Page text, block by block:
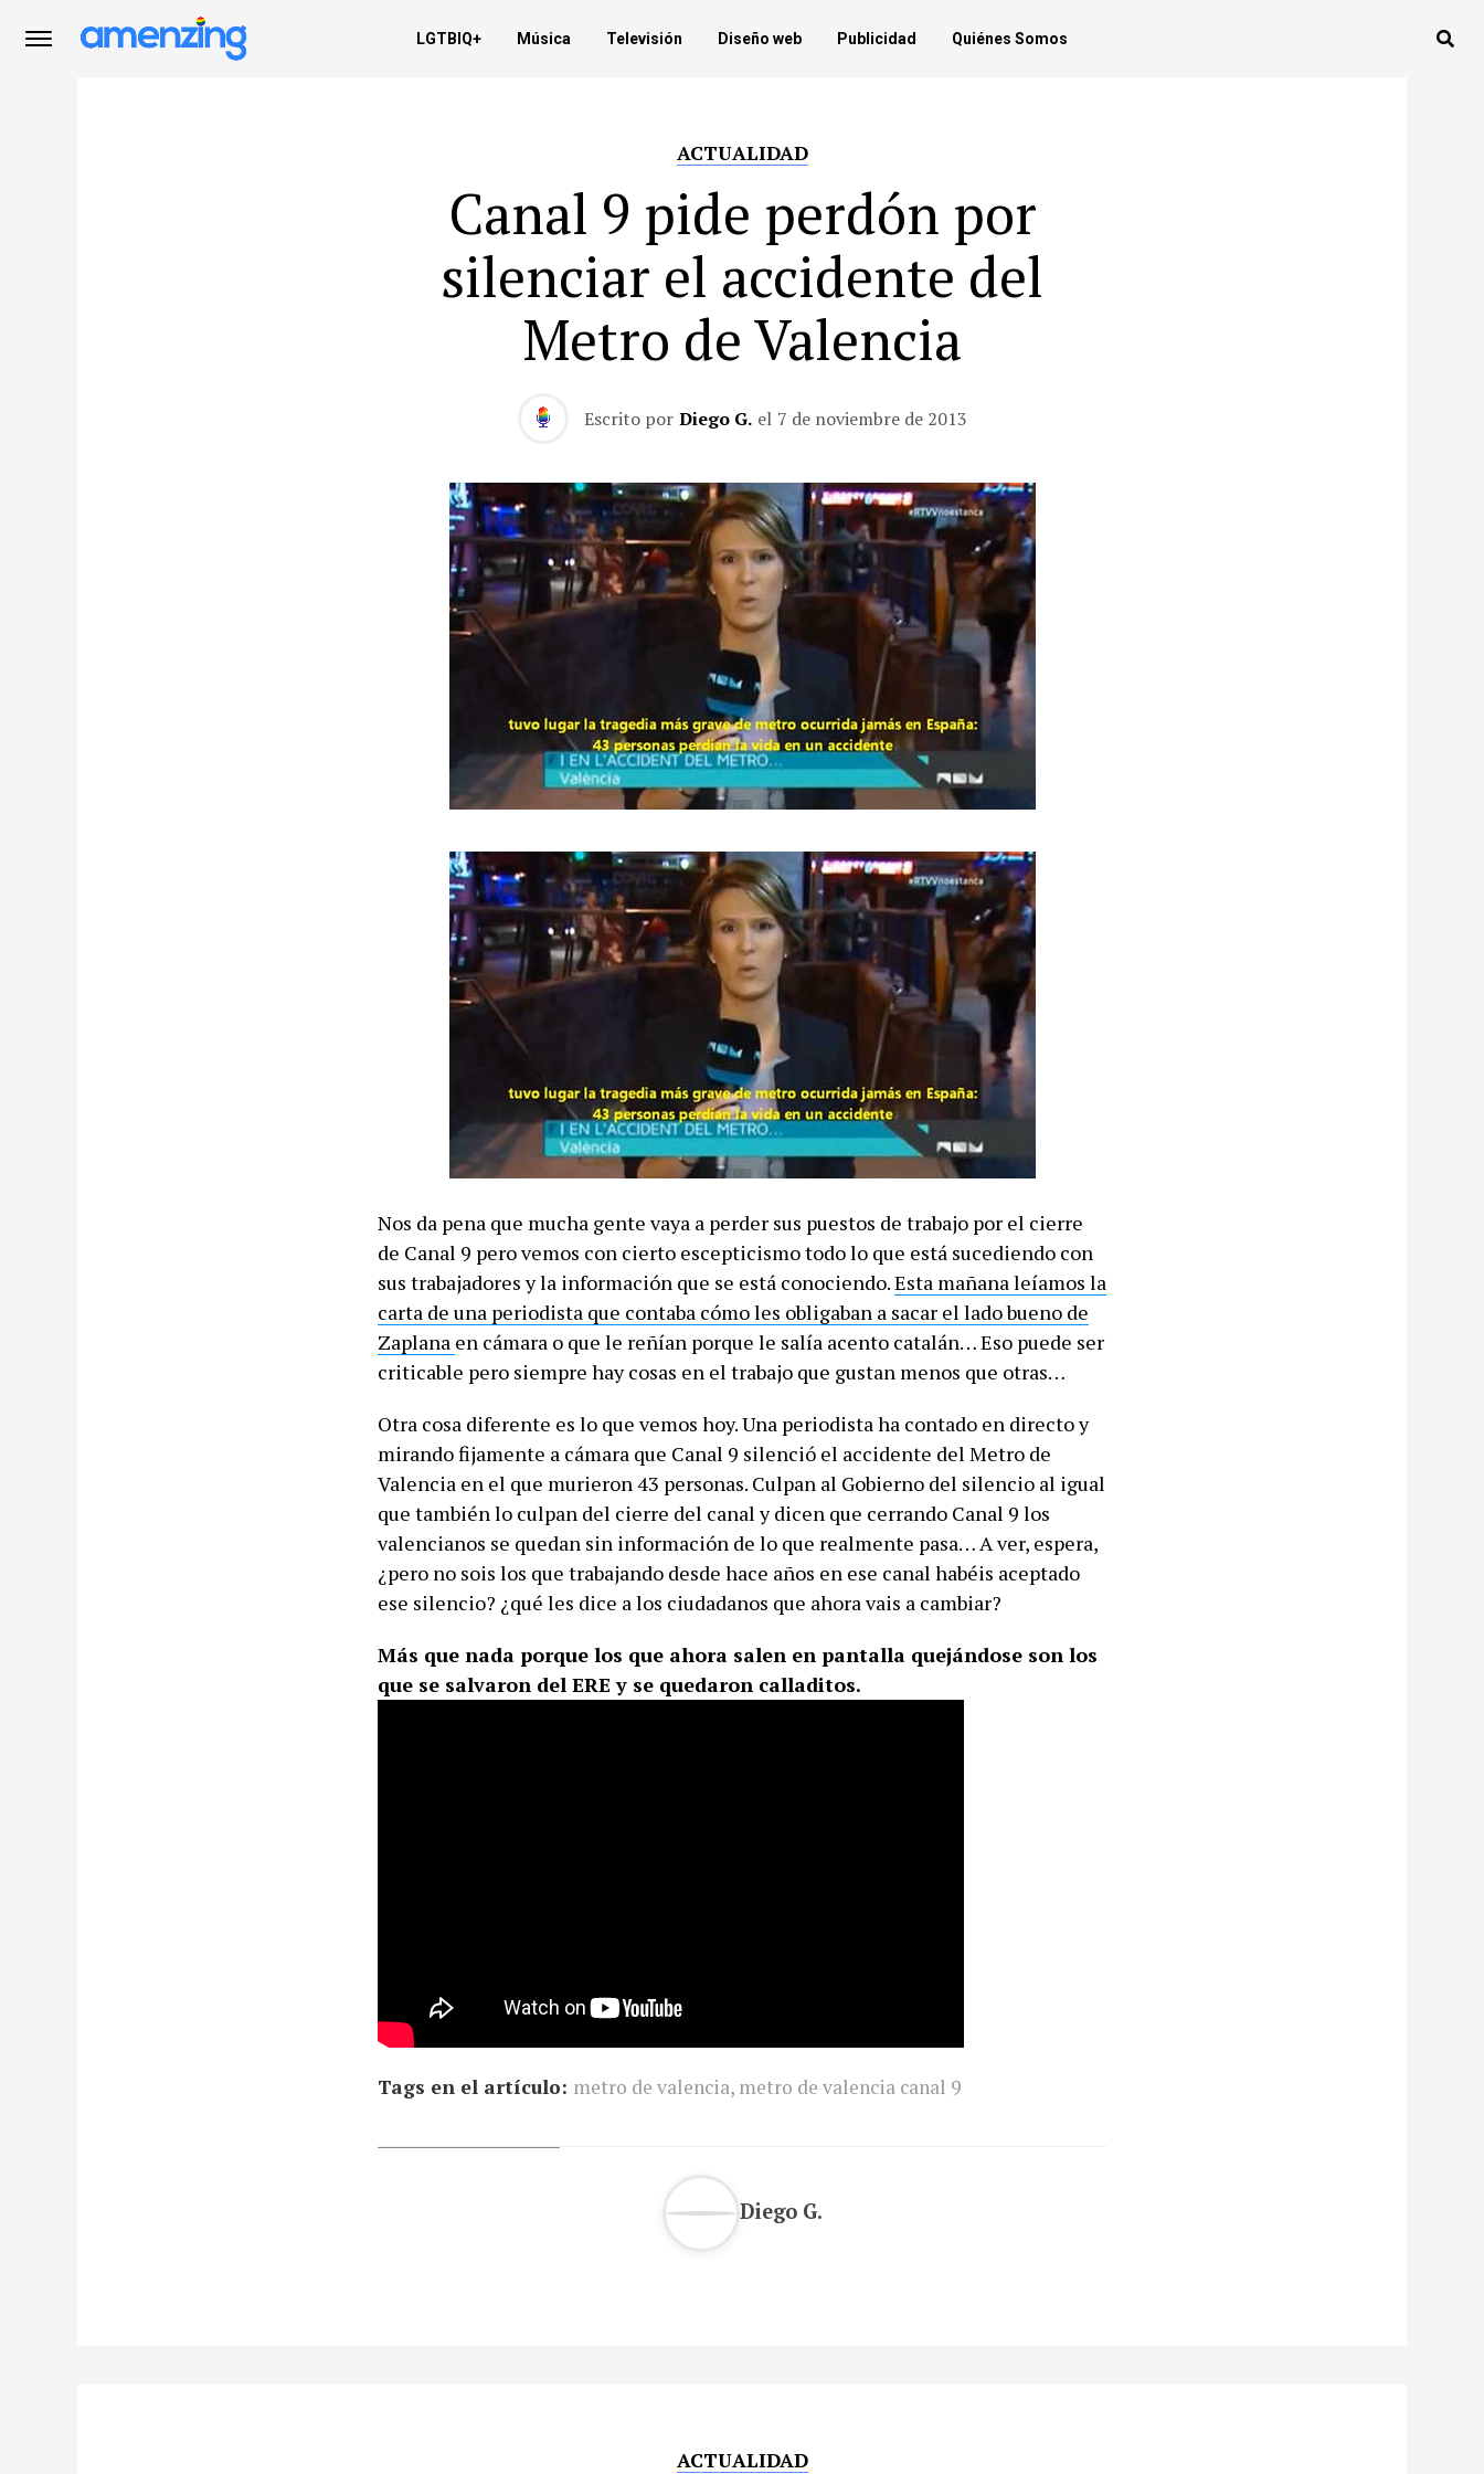
LGTBIQ+ Música Televisión Diseño web Publicidad Quiénes Somos
ACTUALIDAD
Canal 9 pide perdón por
silenciar el accidente del
Metro de Valencia
Escrito por Diego G. el 7 de noviembre de 2013
Nos da pena que mucha gente vaya a perder sus puestos de trabajo por el cierre
de Canal 9 pero vemos con cierto escepticismo todo lo que está sucediendo con
sus trabajadores y la información que se está conociendo.Esta mañana leíamos la
carta de una periodista que contaba cómo les obligaban a sacar el lado bueno de
Zaplana en cámara o que le reñían porque le salía acento catalán… Eso puede ser
criticable pero siempre hay cosas en el trabajo que gustan menos que otras…
Otra cosa diferente es lo que vemos hoy. Una periodista ha contado en directo y
mirando fijamente a cámara que Canal 9 silenció el accidente del Metro de
Valencia en el que murieron 43 personas. Culpan al Gobierno del silencio al igual
que también lo culpan del cierre del canal y dicen que cerrando Canal 9 los
valencianos se quedan sin información de lo que realmente pasa… A ver, espera,
¿pero no sois los que trabajando desde hace años en ese canal habéis aceptado
ese silencio? ¿qué les dice a los ciudadanos que ahora vais a cambiar?
Más que nada porque los que ahora salen en pantalla quejándose son los
que se salvaron del ERE y se quedaron calladitos.
Tags en el artículo: metro de valencia, metro de valencia canal 9
Diego G.
ACTUALIDAD